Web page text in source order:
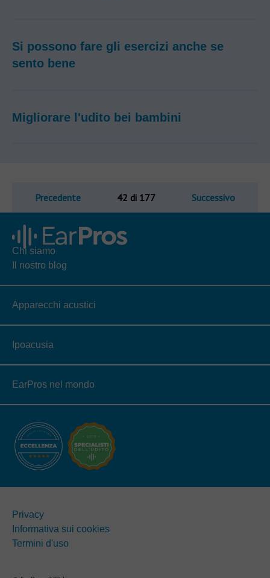
Si possono fare gli esercizi anche se
sento bene
Migliorare l'udito bei bambini
Precedente 42 di 177 Successivo
Chi siamo
Il nostro blog
Apparecchi acustici
Ipoacusia
EarPros nel mondo
Privacy
Informativa sui cookies
Termini d'uso